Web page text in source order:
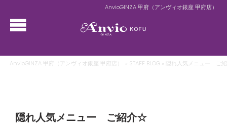
AnvioGINZA 甲府（アンヴィオ銀座 甲府店）
AnvioGINZA 甲府（アンヴィオ銀座 甲府店） » STAFF BLOG » 隠れ人気メニュー ご
隠れ人気メニュー ご紹介☆